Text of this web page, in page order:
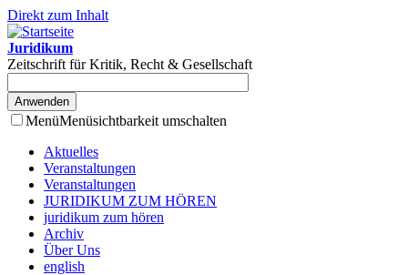
Direkt zum Inhalt
Juridikum
Zeitschrift für Kritik, Recht & Gesellschaft
MenüMenüsichtbarkeit umschalten
Aktuelles
Veranstaltungen
Veranstaltungen
JURIDIKUM ZUM HÖREN
juridikum zum hören
Archiv
Über Uns
english